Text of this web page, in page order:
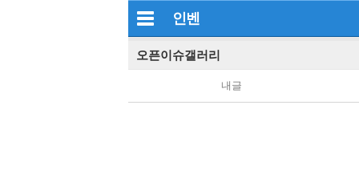
인벤
오픈이슈갤러리
내글